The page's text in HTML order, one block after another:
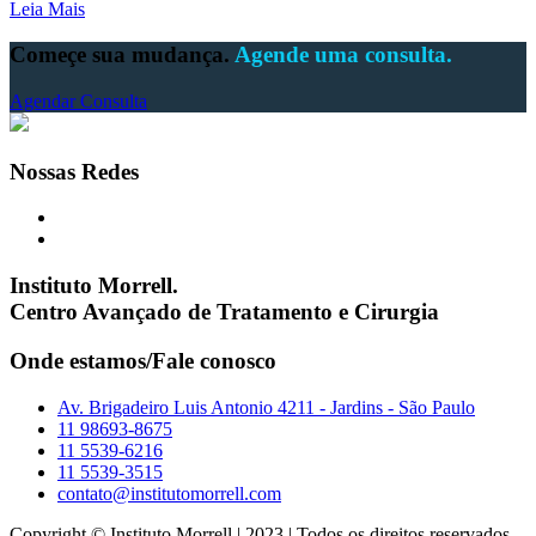
Leia Mais
Começe sua mudança. Agende uma consulta.
Agendar Consulta
Nossas Redes
Instituto Morrell.
Centro Avançado de Tratamento e Cirurgia
Onde estamos/Fale conosco
Av. Brigadeiro Luis Antonio 4211 - Jardins - São Paulo
11 98693-8675
11 5539-6216
11 5539-3515
contato@institutomorrell.com